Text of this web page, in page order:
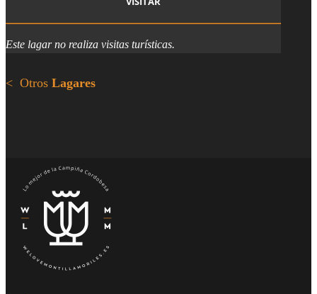
Este lagar no realiza visitas turísticas.
< Otros Lagares